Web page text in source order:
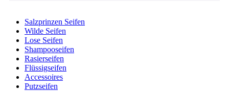
Salzprinzen Seifen
Wilde Seifen
Lose Seifen
Shampooseifen
Rasierseifen
Flüssigseifen
Accessoires
Putzseifen